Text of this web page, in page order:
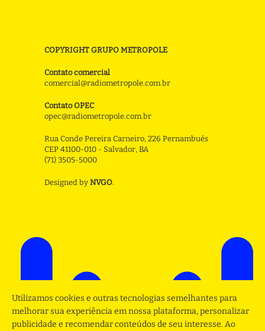
COPYRIGHT GRUPO METROPOLE
Contato comercial
comercial@radiometropole.com.br
Contato OPEC
opec@radiometropole.com.br
Rua Conde Pereira Carneiro, 226 Pernambués
CEP 41100-010 - Salvador, BA
(71) 3505-5000
Designed by NVGO.
Utilizamos cookies e outras tecnologias semelhantes para
melhorar sua experiência em nossa plataforma, personalizar
publicidade e recomendar conteúdos de seu interesse. Ao